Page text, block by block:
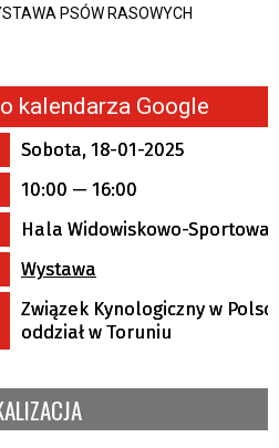
kalendarza Google
Sobota, 18-01-2025
10:00 — 16:00
Hala Widowiskowo-Sportowa
Wystawa
Związek Kynologiczny w
oddział w Toruniu